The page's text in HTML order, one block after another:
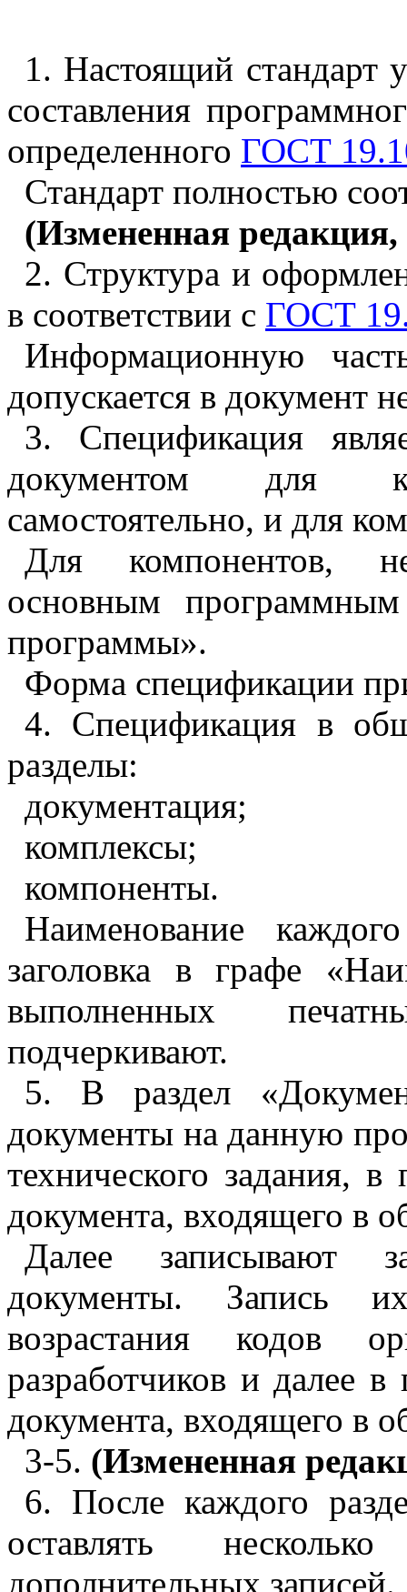
1. Настоящий стандарт
составления
определенного ГОСТ
Стандарт полностью
(Измененная
2. Структура и
в соответствии с ГОСТ
Информационную
допускается в документ
3. Спецификация
документом для
самостоятельно, и для
Для компонентов,
основным программным
программы».
Форма спецификации
4. Спецификация в
разделы:
документация;
комплексы;
компоненты.
Наименование
заголовка в графе
выполненных
подчеркивают.
5. В раздел
документы на данную
технического задания, в
документа, входящего в
Далее записывают
документы. Запись
возрастания кодов
разработчиков и далее в
документа, входящего в
3-5. (Измененная
6. После каждого
оставлять
дополнительных записей.